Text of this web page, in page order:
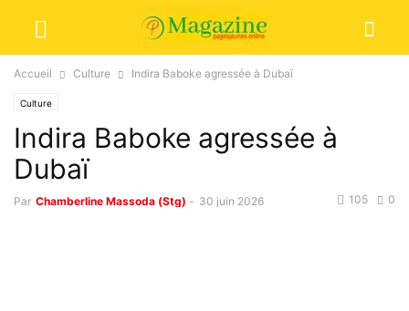
Accueil Culture Indira Baboke agressée à Dubaï
Culture
Indira Baboke agressée à
Dubaï
Par Chamberline Massoda (Stg) - 30 juin 2026 0
105